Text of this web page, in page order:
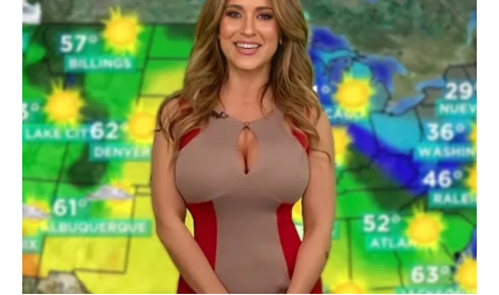
važna vijest vratiće vam vjeru u budućnost.
Ljubavni odnosi donose mnogo više topline i
razumijevanja.
Naredna 72 sata donose iznenađenja koja će kod mnogih
znakova pokrenuti potpuno novo životno poglavlje. Ono
što će u početku izgledati kao neočekivan obrt vrlo brzo
će se pokazati kao prilika koja vodi ka većoj sreći,
sigurnosti i zadovoljstvu.